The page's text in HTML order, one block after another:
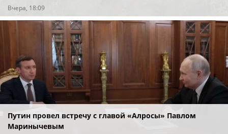
Вчера, 18:09
Путин провел встречу с главой «Алросы» Павлом
Маринычевым